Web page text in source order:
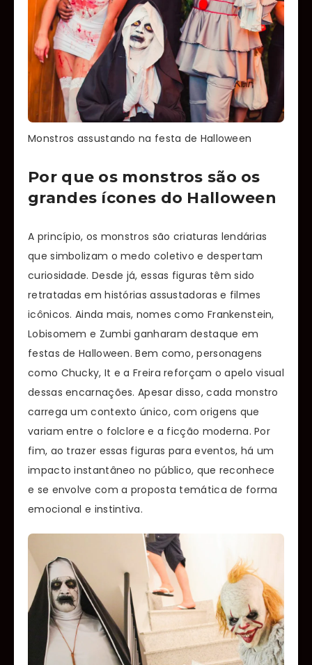
Monstros assustando na festa de Halloween
Por que os monstros são os
grandes ícones do Halloween
A princípio, os monstros são criaturas lendárias
que simbolizam o medo coletivo e despertam
curiosidade. Desde já, essas figuras têm sido
retratadas em histórias assustadoras e filmes
icônicos. Ainda mais, nomes como Frankenstein,
Lobisomem e Zumbi ganharam destaque em
festas de Halloween. Bem como, personagens
como Chucky, It e a Freira reforçam o apelo visual
dessas encarnações. Apesar disso, cada monstro
carrega um contexto único, com origens que
variam entre o folclore e a ficção moderna. Por
fim, ao trazer essas figuras para eventos, há um
impacto instantâneo no público, que reconhece
e se envolve com a proposta temática de forma
emocional e instintiva.